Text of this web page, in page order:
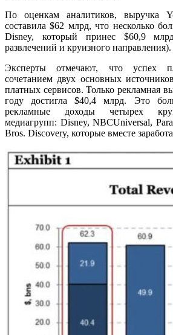
По оценкам аналитиков, выручка
составила $62 млрд, что несколько
Disney, который принес $60,9
развлечений и круизного направления).
Эксперты отмечают, что успех
сочетанием двух основных
платных сервисов. Только рекламная
году достигла $40,4 млрд. Это
рекламные доходы четырех
медиагрупп: Disney, NBCUniversal,
Bros. Discovery, которые вместе